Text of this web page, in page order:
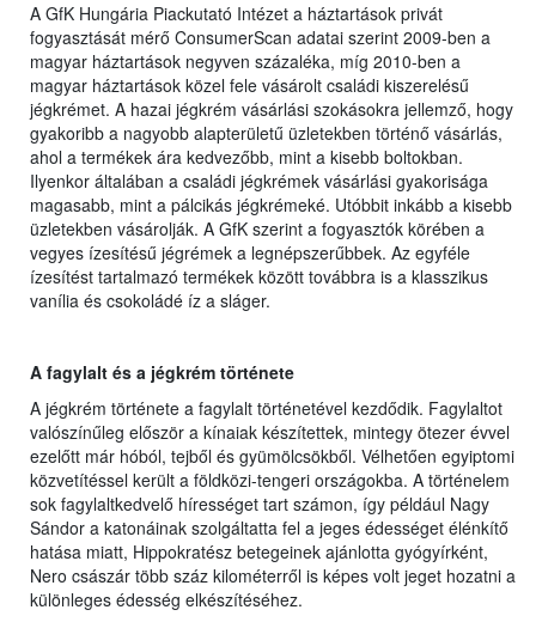
A GfK Hungária Piackutató Intézet a háztartások privát
fogyasztását mérő ConsumerScan adatai szerint 2009-ben a
magyar háztartások negyven százaléka, míg 2010-ben a
magyar háztartások közel fele vásárolt családi kiszerelésű
jégkrémet. A hazai jégkrém vásárlási szokásokra jellemző, hogy
gyakoribb a nagyobb alapterületű üzletekben történő vásárlás,
ahol a termékek ára kedvezőbb, mint a kisebb boltokban.
Ilyenkor általában a családi jégkrémek vásárlási gyakorisága
magasabb, mint a pálcikás jégkrémeké. Utóbbit inkább a kisebb
üzletekben vásárolják. A GfK szerint a fogyasztók körében a
vegyes ízesítésű jégrémek a legnépszerűbbek. Az egyféle
ízesítést tartalmazó termékek között továbbra is a klasszikus
vanília és csokoládé íz a sláger.
A fagylalt és a jégkrém története
A jégkrém története a fagylalt történetével kezdődik. Fagylaltot
valószínűleg először a kínaiak készítettek, mintegy ötezer évvel
ezelőtt már hóból, tejből és gyümölcsökből. Vélhetően egyiptomi
közvetítéssel került a földközi-tengeri országokba. A történelem
sok fagylaltkedvelő hírességet tart számon, így például Nagy
Sándor a katonáinak szolgáltatta fel a jeges édességet élénkítő
hatása miatt, Hippokratész betegeinek ajánlotta gyógyírként,
Nero császár több száz kilométerről is képes volt jeget hozatni a
különleges édesség elkészítéséhez.